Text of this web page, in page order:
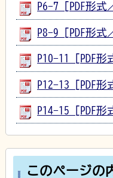
P6-7 [PDF形式
P8-9 [PDF形式
P10-11 [PDF形
P12-13 [PDF形
P14-15 [PDF形
このページの